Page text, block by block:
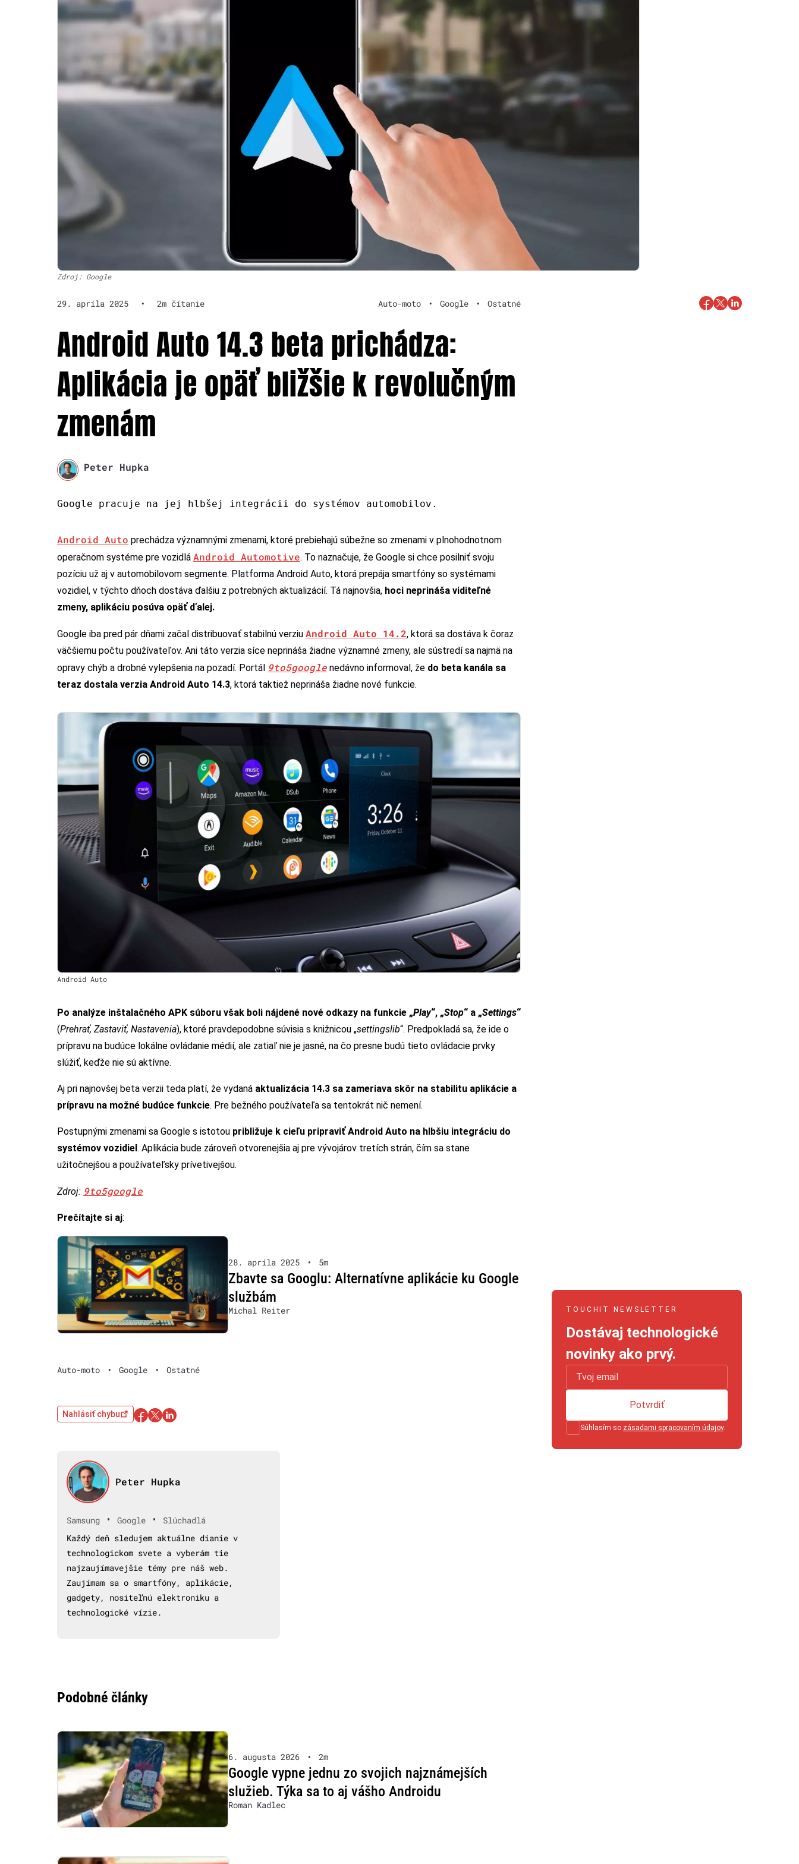
Zdroj: Google
29. apríla 2025 • 2m čítanie Auto-moto • Google • Ostatné
Android Auto 14.3 beta prichádza:
Aplikácia je opäť bližšie k revolučným
zmenám
Peter Hupka
Google pracuje na jej hlbšej integrácii do systémov automobilov.
Android Auto prechádza významnými zmenami, ktoré prebiehajú súbežne so zmenami v plnohodnotnom
operačnom systéme pre vozidlá Android Automotive. To naznačuje, že Google si chce posilniť svoju
pozíciu už aj v automobilovom segmente. Platforma Android Auto, ktorá prepája smartfóny so systémami
vozidiel, v týchto dňoch dostáva ďalšiu z potrebných aktualizácií. Tá najnovšia, hoci neprináša viditeľné
zmeny, aplikáciu posúva opäť ďalej.
Google iba pred pár dňami začal distribuovať stabilnú verziu Android Auto 14.2, ktorá sa dostáva k čoraz
väčšiemu počtu používateľov. Ani táto verzia síce neprináša žiadne významné zmeny, ale sústredí sa najmä na
opravy chýb a drobné vylepšenia na pozadí. Portál 9to5google nedávno informoval, že do beta kanála sa
teraz dostala verzia Android Auto 14.3, ktorá taktiež neprináša žiadne nové funkcie.
Android Auto
Po analýze inštalačného APK súboru však boli nájdené nové odkazy na funkcie „Play“, „Stop“ a „Settings“
(Prehrať, Zastaviť, Nastavenia), ktoré pravdepodobne súvisia s knižnicou „settingslib“. Predpokladá sa, že ide o
prípravu na budúce lokálne ovládanie médií, ale zatiaľ nie je jasné, na čo presne budú tieto ovládacie prvky
slúžiť, keďže nie sú aktívne.
Aj pri najnovšej beta verzii teda platí, že vydaná aktualizácia 14.3 sa zameriava skôr na stabilitu aplikácie a
prípravu na možné budúce funkcie. Pre bežného používateľa sa tentokrát nič nemení.
Postupnými zmenami sa Google s istotou približuje k cieľu pripraviť Android Auto na hlbšiu integráciu do
systémov vozidiel . Aplikácia bude zároveň otvorenejšia aj pre vývojárov tretích strán, čím sa stane
užitočnejšou a používateľsky prívetivejšou.
Zdroj: 9to5google
Prečítajte si aj:
28. apríla 2025 • 5m
Zbavte sa Googlu: Alternatívne aplikácie ku Google
službám
Michal Reiter
Auto-moto • Google • Ostatné
Nahlásiť chybu
Peter Hupka
Samsung • Google •
Slúchadlá
Každý deň sledujem aktuálne dianie v
technologickom svete a vyberám tie
najzaujímavejšie témy pre náš web.
Zaujímam sa o smartfóny, aplikácie,
gadgety, nositeľnú elektroniku a
technologické vízie.
Podobné články
6. augusta 2026 • 2m
Google vypne jednu zo svojich najznámejších
služieb. Týka sa to aj vášho Androidu
Roman Kadlec
TOUCHIT NEWSLETTER
Dostávaj technologické
novinky ako prvý.
Súhlasím so zásadami spracovaním údajov.
Potvrdiť